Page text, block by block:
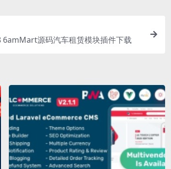
源码汽车租赁模块插件下载